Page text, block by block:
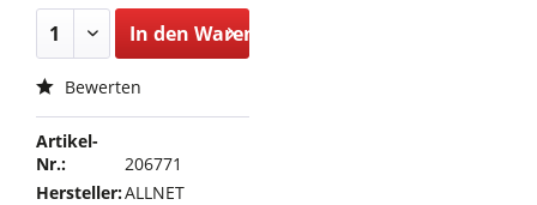
In den Warenkorb
Bewerten
Artikel-
Nr.:
206771
Hersteller:ALLNET